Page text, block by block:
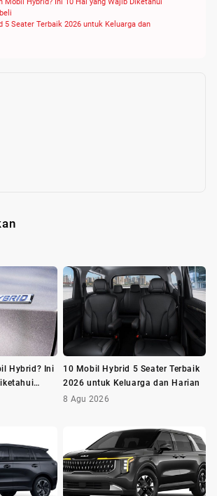
5 Seater Terbaik 2026 untuk Keluarga dan
Hybrid? Ini
10 Mobil Hybrid 5 Seater Terbaik
2026 untuk Keluarga dan Harian
8 Agu 2026